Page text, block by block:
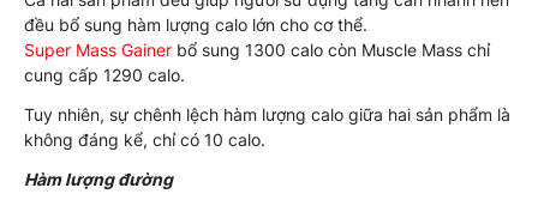
đều bổ sung hàm lượng calo lớn cho cơ thể.
Super Mass Gainer bổ sung 1300 calo còn Muscle Mass chỉ
cung cấp 1290 calo.
Tuy nhiên, sự chênh lệch hàm lượng calo giữa hai sản phẩm là
không đáng kể, chỉ có 10 calo.
Hàm lượng đường